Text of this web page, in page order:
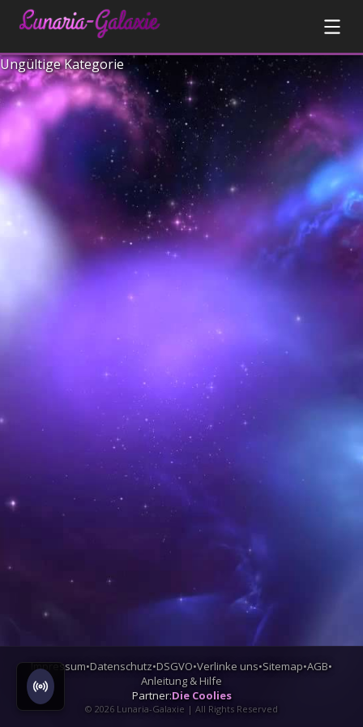
Ungültige Kategorie
Impressum•Datenschutz•DSGVO•Verlinke uns•Sitemap•AGB•
Anleitung & Hilfe
Partner:Die Coolies
© 2026 Lunaria-Galaxie | All Rights Reserved